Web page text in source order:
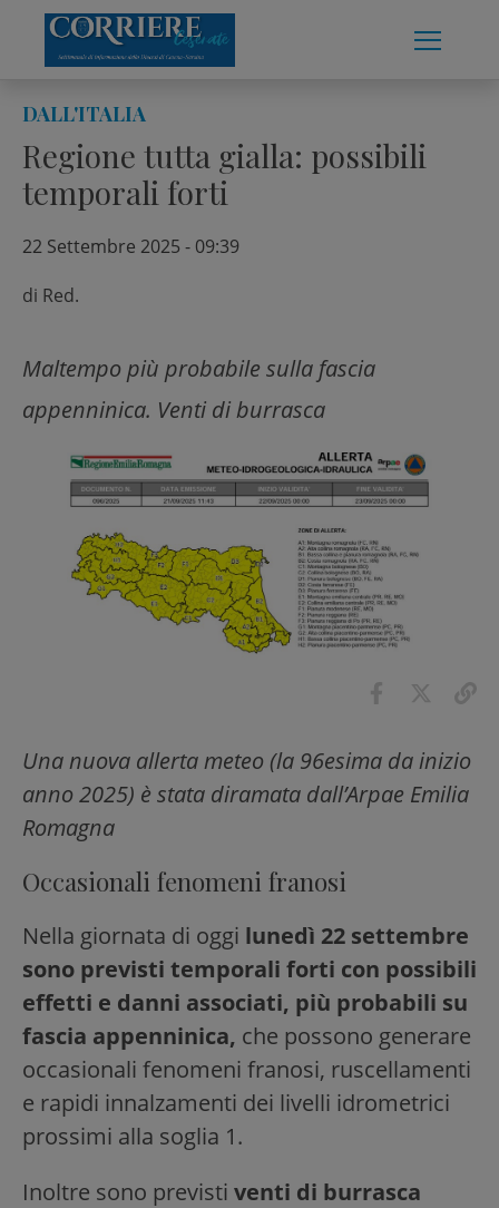
content
DALL'ITALIA
Regione tutta gialla: possibili
temporali forti
22 Settembre 2025 - 09:39
di Red.
Maltempo più probabile sulla fascia
appenninica. Venti di burrasca
Una nuova allerta meteo (la 96esima da inizio
anno 2025) è stata diramata dall’Arpae Emilia
Romagna
Occasionali fenomeni franosi
Nella giornata di oggi lunedì 22 settembre
sono previsti temporali forti con possibili
effetti e danni associati, più probabili su
fascia appenninica, che possono generare
occasionali fenomeni franosi, ruscellamenti
e rapidi innalzamenti dei livelli idrometrici
prossimi alla soglia 1.
Inoltre sono previsti venti di burrasca